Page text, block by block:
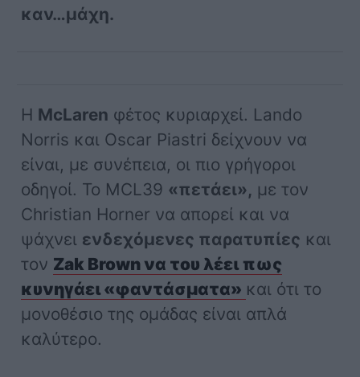
καν…μάχη.
Η McLaren φέτος κυριαρχεί. Lando
Norris και Oscar Piastri δείχνουν να
είναι, με συνέπεια, οι πιο γρήγοροι
οδηγοί. Το MCL39 «πετάει», με τον
Christian Horner να απορεί και να
ψάχνει ενδεχόμενες παρατυπίες και
τον Zak Brown να του λέει πως
κυνηγάει «φαντάσματα» και ότι το
μονοθέσιο της ομάδας είναι απλά
καλύτερο.